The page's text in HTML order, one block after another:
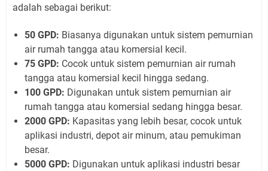
adalah sebagai berikut:
50 GPD: Biasanya digunakan untuk sistem pemurnian
air rumah tangga atau komersial kecil.
75 GPD: Cocok untuk sistem pemurnian air rumah
tangga atau komersial kecil hingga sedang.
100 GPD: Digunakan untuk sistem pemurnian air
rumah tangga atau komersial sedang hingga besar.
2000 GPD: Kapasitas yang lebih besar, cocok untuk
aplikasi industri, depot air minum, atau pemukiman
besar.
5000 GPD: Digunakan untuk aplikasi industri besar